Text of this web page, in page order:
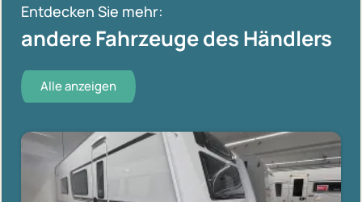
Entdecken Sie mehr:
andere Fahrzeuge des Händlers
Alle anzeigen